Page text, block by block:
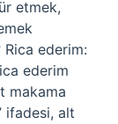
etmek,
Rica ederim:
ederim
makama
ifadesi, alt